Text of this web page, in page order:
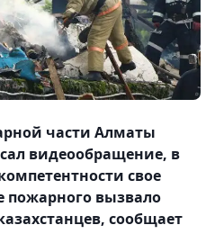
части Алматы
видеообращение, в
свое
пожарного вызвало
сообщает